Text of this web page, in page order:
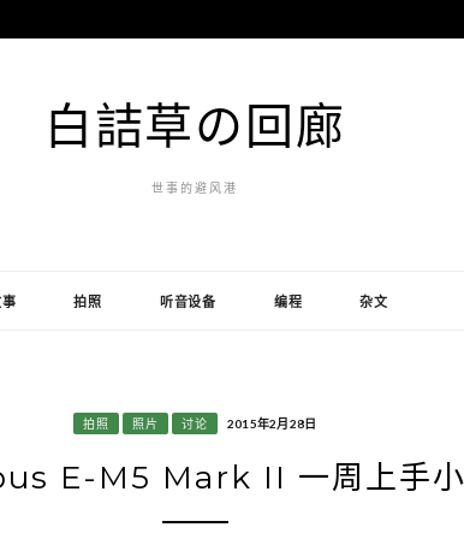
白詰草の回廊
世事的避风港
拍照 听音设备 编程 杂文
拍照 照片 讨论 2015年2月28日
E-M5 Mark II 一周上手